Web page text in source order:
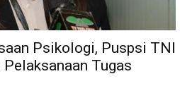
Psikologi, Puspsi TNI
Tugas